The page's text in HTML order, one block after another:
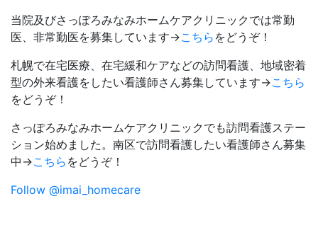
当院及びさっぽろみなみホームケアクリニックでは常勤
医、非常勤医を募集しています→こちら をどうぞ！
札幌で在宅医療、在宅緩和ケアなどの訪問看護、地域密着
型の外来看護をしたい看護師さん募集しています→こちら
をどうぞ！
さっぽろみなみホームケアクリニックでも訪問看護ステー
ション始めました。南区で訪問看護したい看護師さん募集
中→こちら をどうぞ！
Follow @imai_homecare